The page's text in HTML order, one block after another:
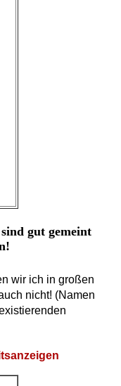
gut gemeint
wir ich in großen
nicht! (Namen